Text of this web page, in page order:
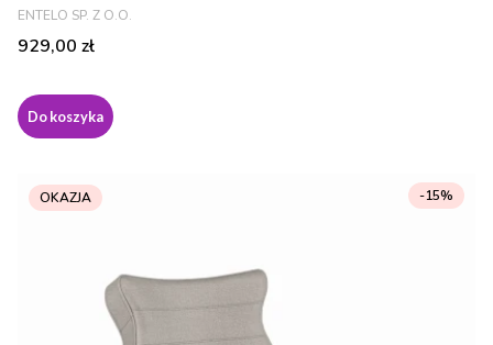
PRODUCENT
ENTELO SP. Z O.O.
Cena
929,00 zł
Do koszyka
OKAZJA -15%